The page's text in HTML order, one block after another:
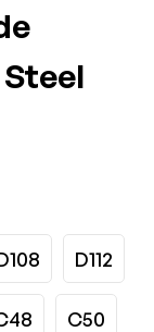
D112
C50